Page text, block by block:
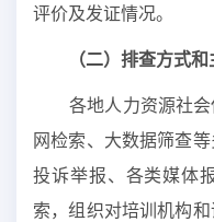
评价及发证情况。
（二）排查方式和
各地人力资源社会
网检索、大数据筛查
投诉举报、各类媒体
索，组织对培训机构